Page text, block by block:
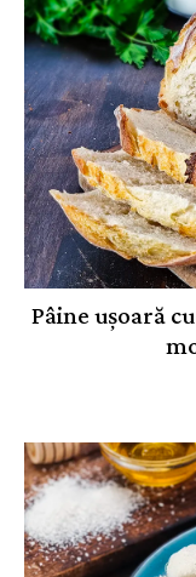
Pâine ușoară